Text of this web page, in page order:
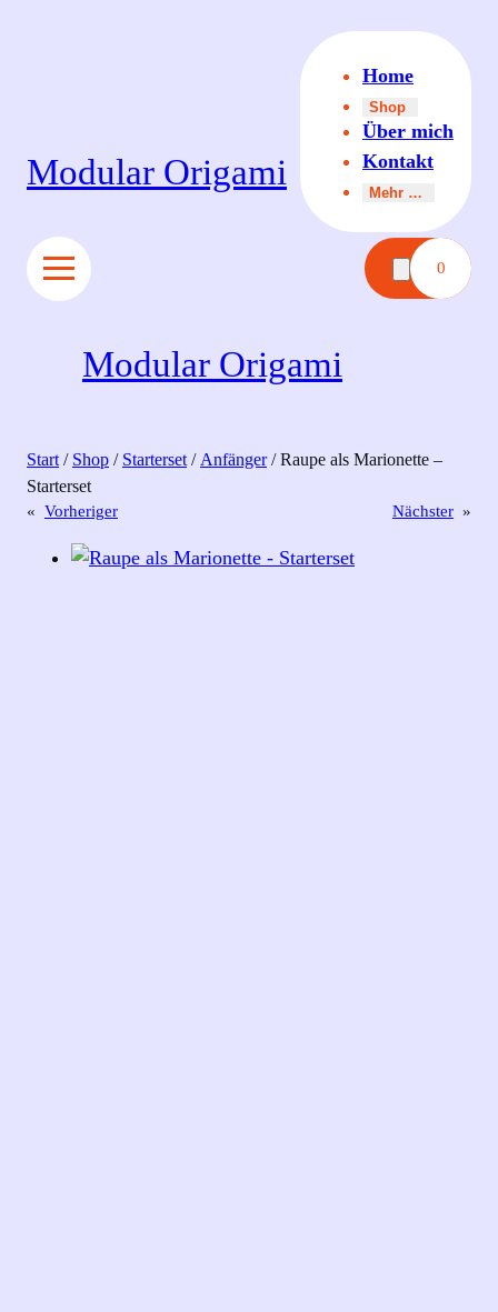
Modular Origami
Home
Shop
Über mich
Kontakt
Mehr …
0
Modular Origami
Start / Shop / Starterset / Anfänger/ Raupe als Marionette –
Starterset
« Vorheriger Nächster »